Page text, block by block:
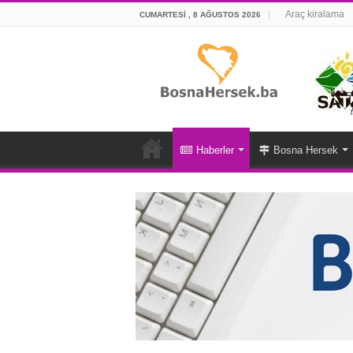
CUMARTESI , 8 AĞUSTOS 2026 Araç kiralama
Haberler Bosna Hersek